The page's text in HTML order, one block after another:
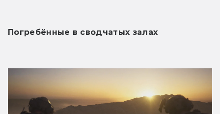
Погребённые в сводчатых залах